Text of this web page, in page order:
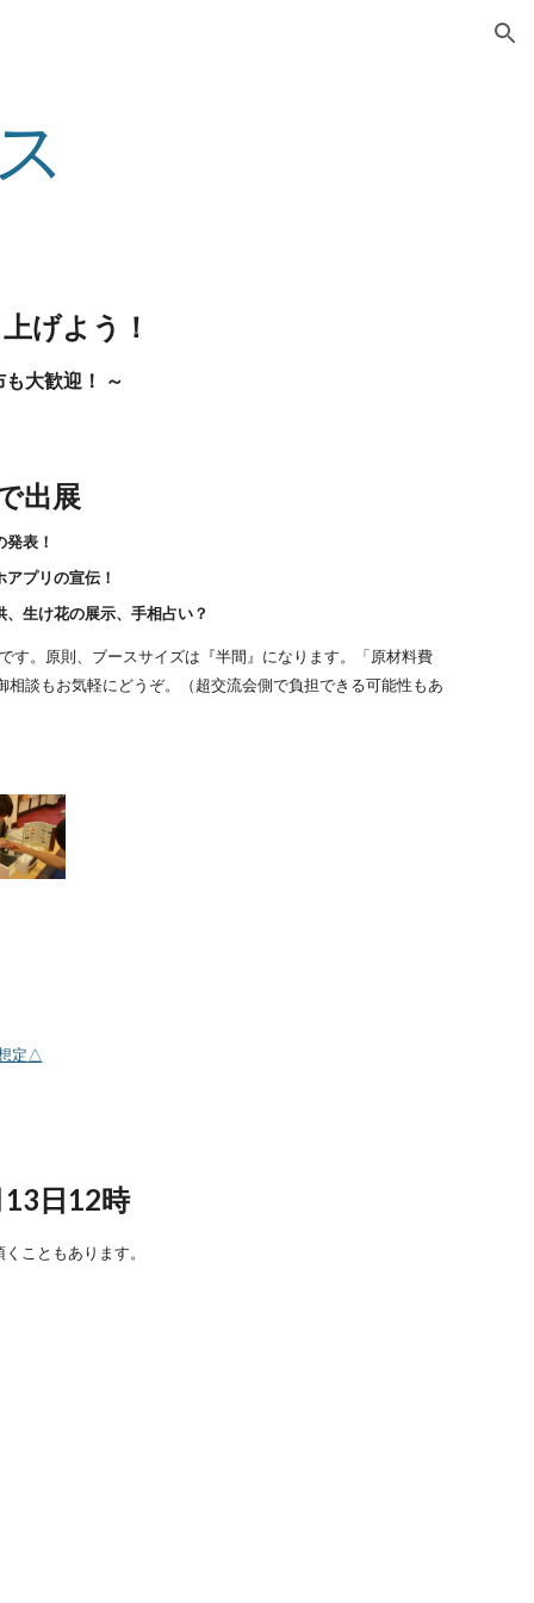
げよう！
大歓迎！ ～
出展
表！
アプリの宣伝！
、生け花の展示、手相占い？
す。原則、ブースサイズは『半間』になります。「原材料費
相談もお気軽にどうぞ。（超交流会側で負担できる可能性もあ
定△
日12時
こともあります。